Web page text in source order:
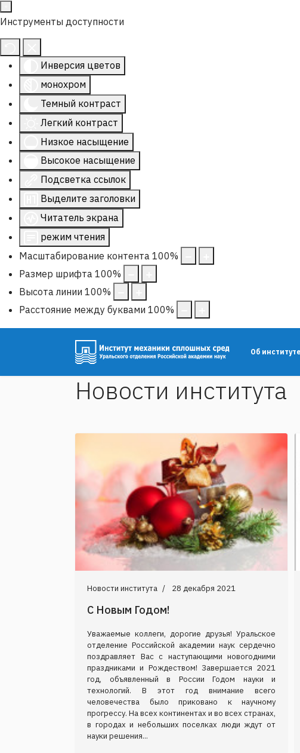
Инструменты доступности
Инверсия цветов
монохром
Темный контраст
Легкий контраст
Низкое насыщение
Высокое насыщение
Подсветка ссылок
Выделите заголовки
Читатель экрана
режим чтения
Масштабирование контента 100%
Размер шрифта 100%
Высота линии 100%
Расстояние между буквами 100%
Об институте
Новости института
Новости института 28 декабря 2021
С Новым Годом!
Уважаемые коллеги, дорогие друзья! Уральское
отделение Российской академии наук сердечно
поздравляет Вас с наступающими новогодними
праздниками и Рождеством! Завершается 2021
год, объявленный в России Годом науки и
технологий. В этот год внимание всего
человечества было приковано к научному
прогрессу. На всех континентах и во всех странах,
в городах и небольших поселках люди ждут от
науки решения...